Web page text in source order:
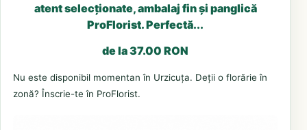
atent selecționate, ambalaj fin și panglică
ProFlorist. Perfectă...
de la 37.00 RON
Nu este disponibil momentan în Urzicuța. Deții o florărie în
zonă? Înscrie-te în ProFlorist.